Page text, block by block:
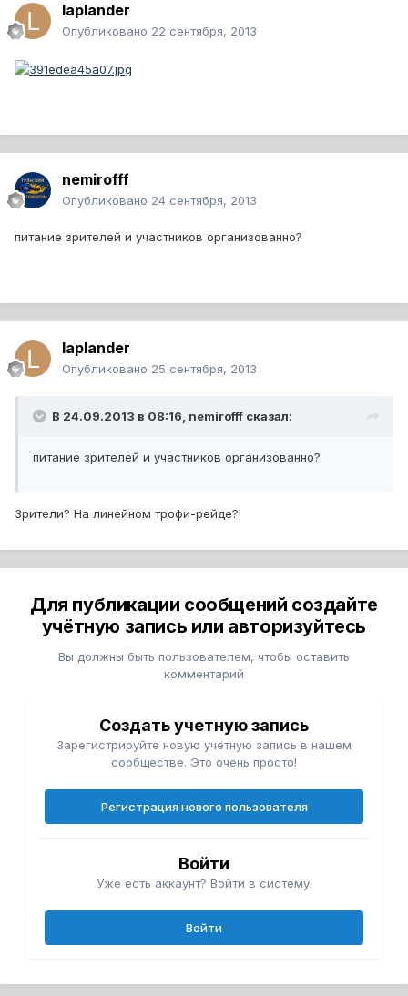
laplander
Опубликовано 22 сентября, 2013
nemirofff
Опубликовано 24 сентября, 2013
питание зрителей и участников организованно?
laplander
Опубликовано 25 сентября, 2013
В 24.09.2013 в 08:16, nemirofff сказал:
питание зрителей и участников организованно?
Зрители? На линейном трофи-рейде?!
Для публикации сообщений создайте
учётную запись или авторизуйтесь
Вы должны быть пользователем, чтобы оставить
комментарий
Создать учетную запись
Зарегистрируйте новую учётную запись в нашем
сообществе. Это очень просто!
Регистрация нового пользователя
Войти
Уже есть аккаунт? Войти в систему.
Войти